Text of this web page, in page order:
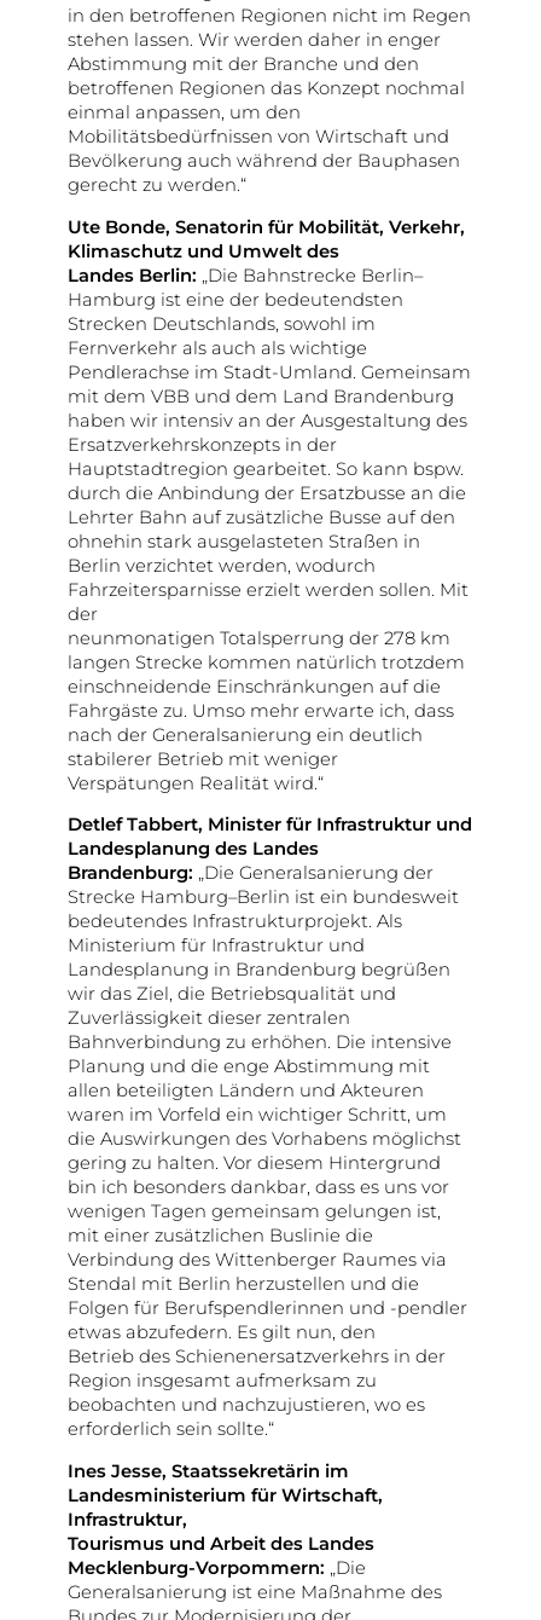
in den betroffenen Regionen nicht im Regen
stehen lassen. Wir werden daher in enger
Abstimmung mit der Branche und den
betroffenen Regionen das Konzept nochmal
einmal anpassen, um den
Mobilitätsbedürfnissen von Wirtschaft und
Bevölkerung auch während der Bauphasen
gerecht zu werden.“
Ute Bonde, Senatorin für Mobilität, Verkehr,
Klimaschutz und Umwelt des
Landes Berlin: „Die Bahnstrecke Berlin–
Hamburg ist eine der bedeutendsten
Strecken Deutschlands, sowohl im
Fernverkehr als auch als wichtige
Pendlerachse im Stadt-Umland. Gemeinsam
mit dem VBB und dem Land Brandenburg
haben wir intensiv an der Ausgestaltung des
Ersatzverkehrskonzepts in der
Hauptstadtregion gearbeitet. So kann bspw.
durch die Anbindung der Ersatzbusse an die
Lehrter Bahn auf zusätzliche Busse auf den
ohnehin stark ausgelasteten Straßen in
Berlin verzichtet werden, wodurch
Fahrzeitersparnisse erzielt werden sollen. Mit
der
neunmonatigen Totalsperrung der 278 km
langen Strecke kommen natürlich trotzdem
einschneidende Einschränkungen auf die
Fahrgäste zu. Umso mehr erwarte ich, dass
nach der Generalsanierung ein deutlich
stabilerer Betrieb mit weniger
Verspätungen Realität wird.“
Detlef Tabbert, Minister für Infrastruktur und
Landesplanung des Landes
Brandenburg: „Die Generalsanierung der
Strecke Hamburg–Berlin ist ein bundesweit
bedeutendes Infrastrukturprojekt. Als
Ministerium für Infrastruktur und
Landesplanung in Brandenburg begrüßen
wir das Ziel, die Betriebsqualität und
Zuverlässigkeit dieser zentralen
Bahnverbindung zu erhöhen. Die intensive
Planung und die enge Abstimmung mit
allen beteiligten Ländern und Akteuren
waren im Vorfeld ein wichtiger Schritt, um
die Auswirkungen des Vorhabens möglichst
gering zu halten. Vor diesem Hintergrund
bin ich besonders dankbar, dass es uns vor
wenigen Tagen gemeinsam gelungen ist,
mit einer zusätzlichen Buslinie die
Verbindung des Wittenberger Raumes via
Stendal mit Berlin herzustellen und die
Folgen für Berufspendlerinnen und -pendler
etwas abzufedern. Es gilt nun, den
Betrieb des Schienenersatzverkehrs in der
Region insgesamt aufmerksam zu
beobachten und nachzujustieren, wo es
erforderlich sein sollte.“
Ines Jesse, Staatssekretärin im
Landesministerium für Wirtschaft,
Infrastruktur,
Tourismus und Arbeit des Landes
Mecklenburg-Vorpommern: „Die
Generalsanierung ist eine Maßnahme des